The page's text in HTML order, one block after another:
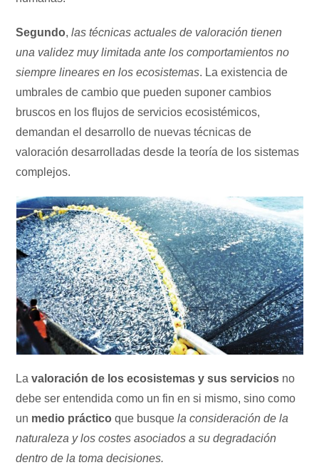
Segundo,las técnicas actuales de valoración tienen
una validez muy limitada ante los comportamientos no
siempre lineares en los ecosistemas. La existencia de
umbrales de cambio que pueden suponer cambios
bruscos en los flujos de servicios ecosistémicos,
demandan el desarrollo de nuevas técnicas de
valoración desarrolladas desde la teoría de los sistemas
complejos.
La valoración de los ecosistemas y sus servicios no
debe ser entendida como un fin en si mismo, sino como
un medio práctico que busquela consideración de la
naturaleza y los costes asociados a su degradación
dentro de la toma decisiones.